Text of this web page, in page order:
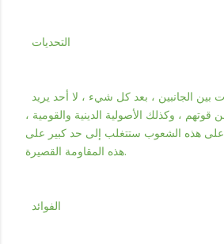
التحديات
، وكذلك الأصولية الدينية والقومية ،
على هذه الشعوب ستتغلب إلى حد كبير على
هذه المقاومة القصيرة.
الفوائد